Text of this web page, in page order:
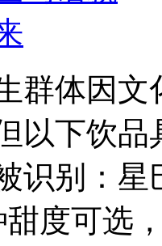
群体因
以下饮品
识别：星
甜度可选